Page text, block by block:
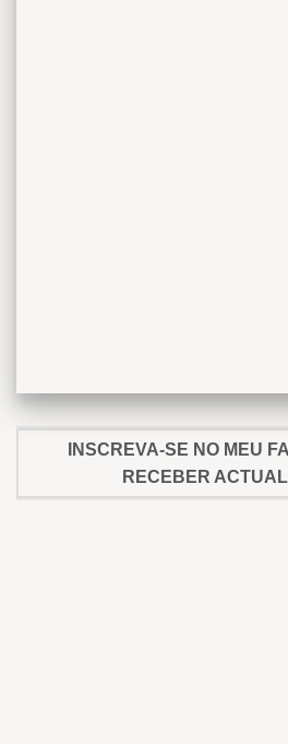
INSCREVA-SE NO MEU
RECEBER